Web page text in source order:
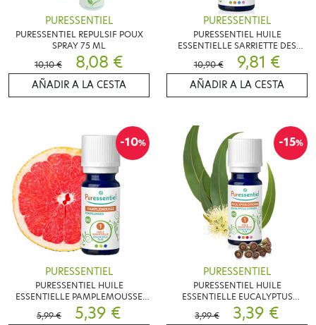
PURESSENTIEL
PURESSENTIEL REPULSIF POUX
SPRAY 75 ML
10,10 €
8,08 €
AÑADIR A LA CESTA
PURESSENTIEL
PURESSENTIEL HUILE
ESSENTIELLE SARRIETTE DES
MONTAGNES BIO 5ML
10,90 € 9,81 €
AÑADIR A LA CESTA
-10%
PURESSENTIEL
PURESSENTIEL HUILE
ESSENTIELLE PAMPLEMOUSSE
BIO 5ML
5,99 € 5,39 €
-15%
PURESSENTIEL
PURESSENTIEL HUILE
ESSENTIELLE EUCALYPTUS
CITRONNE BIO 10ML
3,99 € 3,39 €